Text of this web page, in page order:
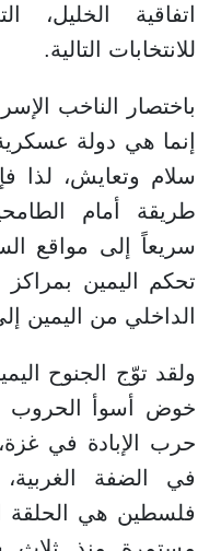
اتفاقية الخليل،
للانتخابات التالية.
باختصار الناخب
إنما هي دولة
سلام وتعايش، لذا
طريقة أمام
سريعاً إلى مواقع
تحكم اليمين بمراكز
الداخلي من اليمين
ولقد توّج الجنوح
خوض أسوأ الحروب
حرب الإبادة في
في الضفة
فلسطين هي الحلقة